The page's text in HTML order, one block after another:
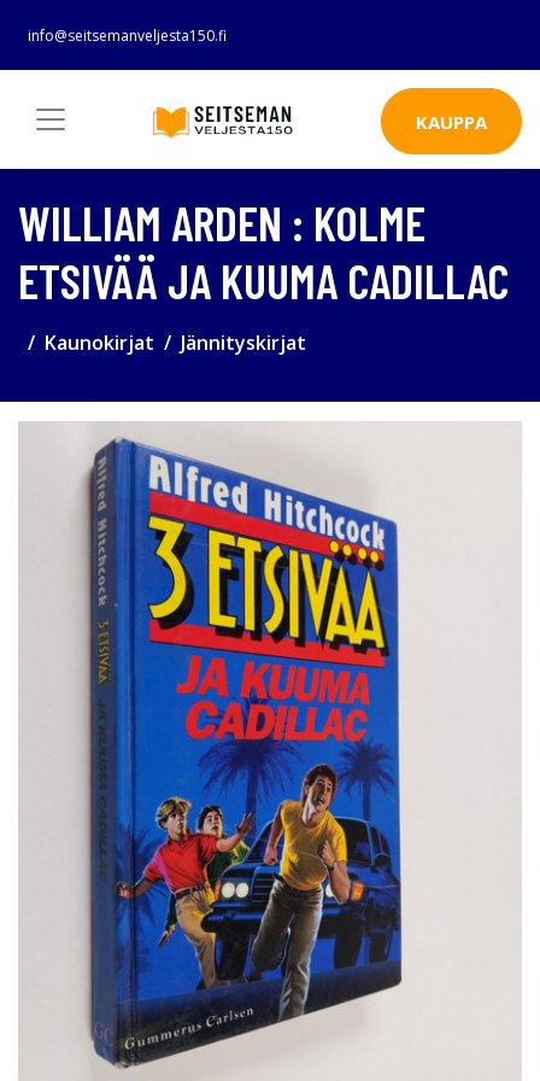
info@seitsemanveljesta150.fi
KAUPPA
WILLIAM ARDEN : KOLME
ETSIVÄÄ JA KUUMA CADILLAC
Kaunokirjat Jännityskirjat